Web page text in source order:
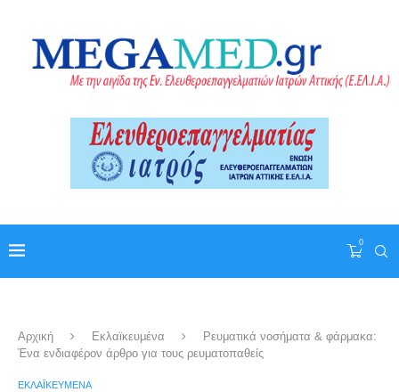
0
Αρχική Εκλαϊκευμένα
Ρευματικά νοσήματα & φάρμακα:
Ένα ενδιαφέρον άρθρο για τους ρευματοπαθείς
ΕΚΛΑΪΚΕΥΜΈΝΑ